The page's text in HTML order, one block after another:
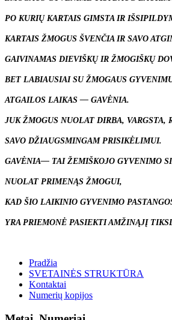
PO KURIŲ KARTAIS GIMSTA IR
KARTAIS ŽMOGUS ŠVENČIA IR SAVO
GAIVINAMAS DIEVIŠKŲ IR ŽMOGIŠKŲ
BET LABIAUSIAI SU ŽMOGAUS
ATGAILOS LAIKAS — GAVĖNIA.
JUK ŽMOGUS NUOLAT DIRBA, VARGSTA,
SAVO DŽIAUGSMINGAM PRISIKĖLIMUI.
GAVĖNIA— TAI ŽEMIŠKOJO GYVENIMO
NUOLAT PRIMENĄS ŽMOGUI,
KAD ŠIO LAIKINIO GYVENIMO
YRA PRIEMONĖ PASIEKTI AMŽINĄJĮ
Pradžia
SVETAINĖS STRUKTŪRA
Kontaktai
Numerių kopijos